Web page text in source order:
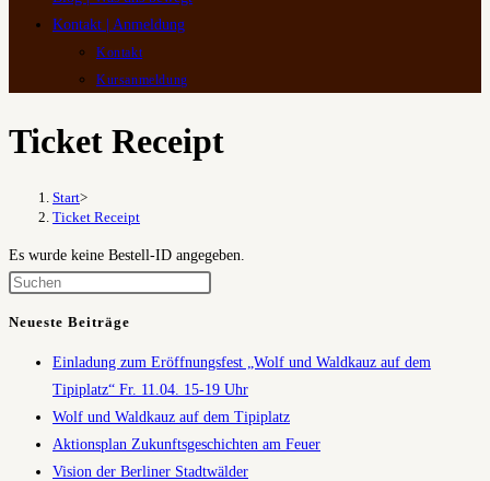
Kontakt | Anmeldung
Kontakt
Kursanmeldung
Ticket Receipt
Start>
Ticket Receipt
Es wurde keine Bestell-ID angegeben.
Neueste Beiträge
Einladung zum Eröffnungsfest „Wolf und Waldkauz auf dem
Tipiplatz“ Fr. 11.04. 15-19 Uhr
Wolf und Waldkauz auf dem Tipiplatz
Aktionsplan Zukunftsgeschichten am Feuer
Vision der Berliner Stadtwälder